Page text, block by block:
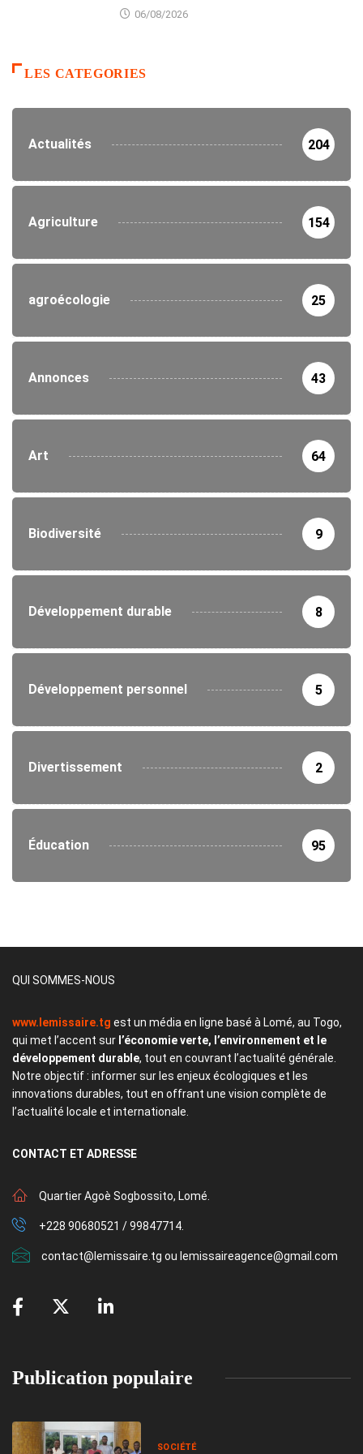
06/08/2026
LES CATEGORIES
Actualités 204
Agriculture 154
agroécologie 25
Annonces 43
Art 64
Biodiversité 9
Développement durable 8
Développement personnel 5
Divertissement 2
Éducation 95
QUI SOMMES-NOUS
www.lemissaire.tg est un média en ligne basé à Lomé, au Togo,
qui met l’accent sur l’économie verte, l’environnement et le
développement durable, tout en couvrant l’actualité générale.
Notre objectif : informer sur les enjeux écologiques et les
innovations durables, tout en offrant une vision complète de
l’actualité locale et internationale.
CONTACT ET ADRESSE
Quartier Agoè Sogbossito, Lomé.
+228 90680521 / 99847714.
contact@lemissaire.tg ou lemissaireagence@gmail.com
Publication populaire
SOCIÉTÉ